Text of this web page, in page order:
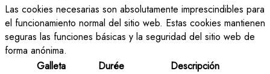
Las cookies necesarias son absolutamente imprescindibles para
el funcionamiento normal del sitio web. Estas cookies mantienen
seguras las funciones básicas y la seguridad del sitio web de
forma anónima.
Galleta
Durée Descripción